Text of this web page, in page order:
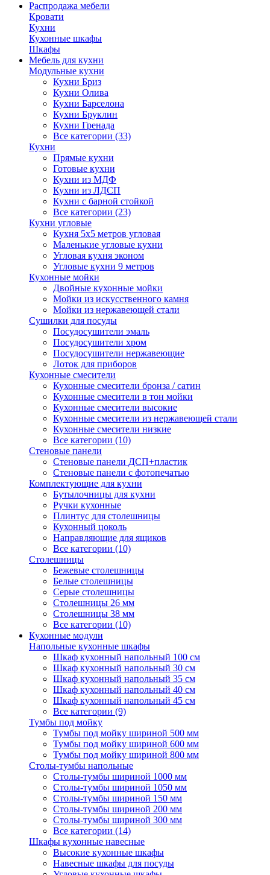
Распродажа мебели
Кровати
Кухни
Кухонные шкафы
Шкафы
Мебель для кухни
Модульные кухни
Кухни Бриз
Кухни Олива
Кухни Барселона
Кухни Бруклин
Кухни Гренада
Все категории (33)
Кухни
Прямые кухни
Готовые кухни
Кухни из МДФ
Кухни из ЛДСП
Кухни с барной стойкой
Все категории (23)
Кухни угловые
Кухня 5х5 метров угловая
Маленькие угловые кухни
Угловая кухня эконом
Угловые кухни 9 метров
Кухонные мойки
Двойные кухонные мойки
Мойки из искусственного камня
Мойки из нержавеющей стали
Сушилки для посуды
Посудосушители эмаль
Посудосушители хром
Посудосушители нержавеющие
Лоток для приборов
Кухонные смесители
Кухонные смесители бронза / сатин
Кухонные смесители в тон мойки
Кухонные смесители высокие
Кухонные смесители из нержавеющей стали
Кухонные смесители низкие
Все категории (10)
Стеновые панели
Стеновые панели ДСП+пластик
Стеновые панели с фотопечатью
Комплектующие для кухни
Бутылочницы для кухни
Ручки кухонные
Плинтус для столешницы
Кухонный цоколь
Направляющие для ящиков
Все категории (10)
Столешницы
Бежевые столешницы
Белые столешницы
Серые столешницы
Столешницы 26 мм
Столешницы 38 мм
Все категории (10)
Кухонные модули
Напольные кухонные шкафы
Шкаф кухонный напольный 100 см
Шкаф кухонный напольный 30 см
Шкаф кухонный напольный 35 см
Шкаф кухонный напольный 40 см
Шкаф кухонный напольный 45 см
Все категории (9)
Тумбы под мойку
Тумбы под мойку шириной 500 мм
Тумбы под мойку шириной 600 мм
Тумбы под мойку шириной 800 мм
Столы-тумбы напольные
Столы-тумбы шириной 1000 мм
Столы-тумбы шириной 1050 мм
Столы-тумбы шириной 150 мм
Столы-тумбы шириной 200 мм
Столы-тумбы шириной 300 мм
Все категории (14)
Шкафы кухонные навесные
Высокие кухонные шкафы
Навесные шкафы для посуды